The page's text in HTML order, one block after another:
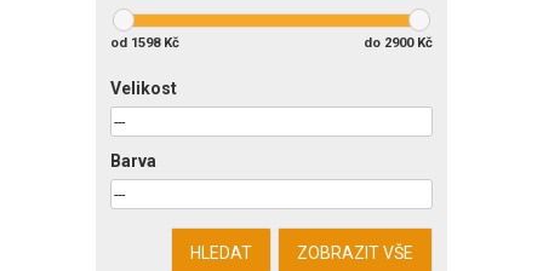
od 1598Kč do 2900Kč
Velikost
Barva